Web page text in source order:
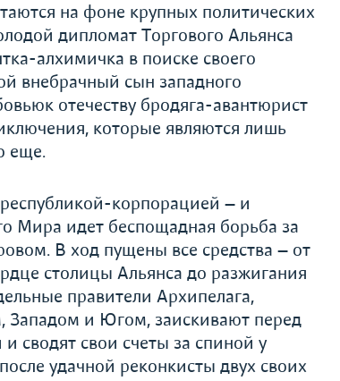
на фоне крупных полити­ческих
дипломат Торгового Альянса
алхимичка в поиске своего
внебрачный сын западного
отечеству бродяга-авантюрист
которые являются лишь
еще.
корпорацией — и
Мира идет беспощадная борьба за
В ход пущены все средства — от
столицы Альянса до разжигания
правители Архипелага,
Западом и Югом, заискивают перед
сводят свои счеты за спиной у
удачной реконкисты двух своих